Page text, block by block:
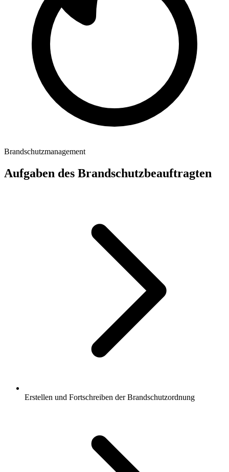
Brandschutzmanagement
Aufgaben des Brandschutzbeauftragten
Erstellen und Fortschreiben der Brandschutzordnung